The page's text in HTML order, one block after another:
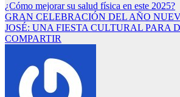
¿Cómo mejorar su salud física en este 2025?
GRAN CELEBRACIÓN DEL AÑO
JOSÉ: UNA FIESTA CULTURAL PARA
COMPARTIR